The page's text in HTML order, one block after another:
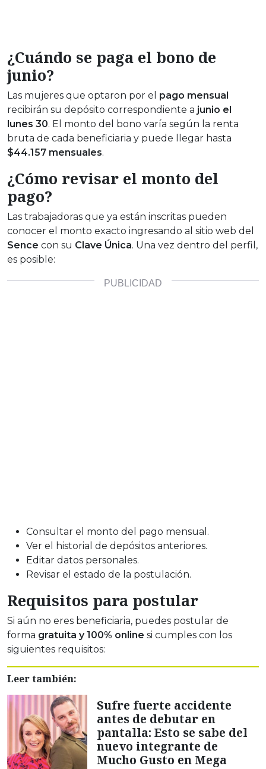
¿Cuándo se paga el bono de
junio?
Las mujeres que optaron por el pago mensual
recibirán su depósito correspondiente a junio el
lunes 30. El monto del bono varía según la renta
bruta de cada beneficiaria y puede llegar hasta
$44.157 mensuales.
¿Cómo revisar el monto del
pago?
Las trabajadoras que ya están inscritas pueden
conocer el monto exacto ingresando al sitio web del
Sence con su Clave Única. Una vez dentro del perfil,
es posible:
Consultar el monto del pago mensual.
Ver el historial de depósitos anteriores.
Editar datos personales.
Revisar el estado de la postulación.
Requisitos para postular
Si aún no eres beneficiaria, puedes postular de
forma gratuita y 100% online si cumples con los
siguientes requisitos:
Leer también:
Sufre fuerte accidente
antes de debutar en
pantalla: Esto se sabe del
nuevo integrante de
Mucho Gusto en Mega